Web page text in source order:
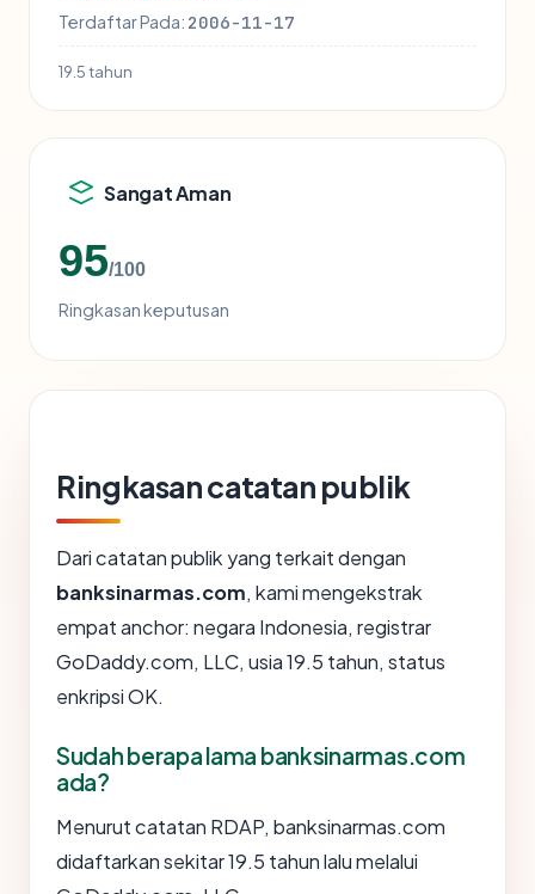
Terdaftar Pada: 2006-11-17
19.5 tahun
Sangat Aman
95/100
Ringkasan keputusan
Ringkasan catatan publik
Dari catatan publik yang terkait dengan
banksinarmas.com, kami mengekstrak
empat anchor: negara Indonesia, registrar
GoDaddy.com, LLC, usia 19.5 tahun, status
enkripsi OK.
Sudah berapa lama banksinarmas.com
ada?
Menurut catatan RDAP, banksinarmas.com
didaftarkan sekitar 19.5 tahun lalu melalui